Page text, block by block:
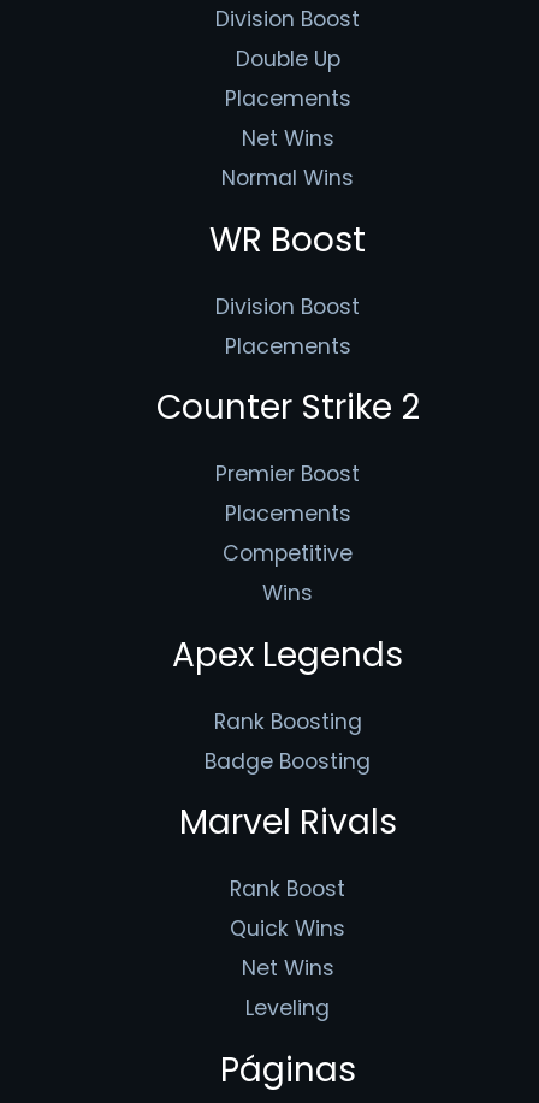
Division Boost
Double Up
Placements
Net Wins
Normal Wins
WR Boost
Division Boost
Placements
Counter Strike 2
Premier Boost
Placements
Competitive
Wins
Apex Legends
Rank Boosting
Badge Boosting
Marvel Rivals
Rank Boost
Quick Wins
Net Wins
Leveling
Páginas